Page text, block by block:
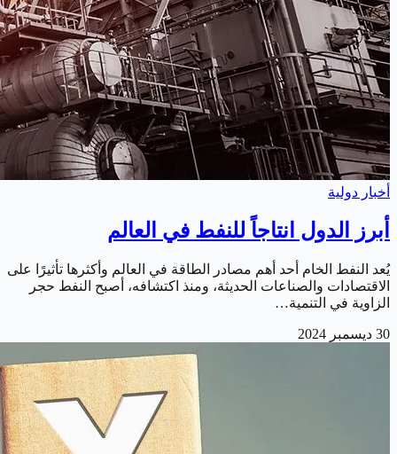
أخبار دولية
أبرز الدول انتاجاً للنفط في العالم
يُعد النفط الخام أحد أهم مصادر الطاقة في العالم وأكثرها تأثيرًا على
الاقتصادات والصناعات الحديثة، ومنذ اكتشافه، أصبح النفط حجر
الزاوية في التنمية…
30 ديسمبر 2024